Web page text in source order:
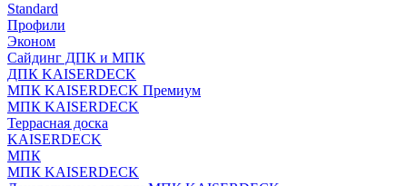
Standard
Профили
Эконом
Сайдинг ДПК и МПК
ДПК KAISERDECK
МПК KAISERDECK Премиум
МПК KAISERDECK
Террасная доска
KAISERDECK
МПК
МПК KAISERDECK